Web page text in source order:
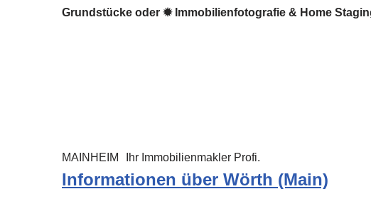
Grundstücke oder ✹ Immobilienfotografie & Home
MAINHEIM Ihr Immobilienmakler Profi.
Informationen über Wörth (Main)